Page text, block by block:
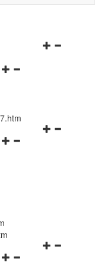
Navigationsmenü
Navigationsmenü
Navigationsmenü